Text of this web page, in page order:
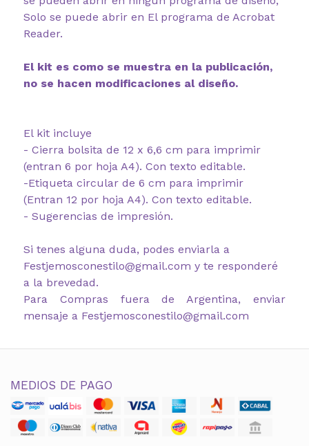
Solo se puede abrir en El programa de Acrobat
Reader.
El kit es como se muestra en la publicación,
no se hacen modificaciones al diseño.
El kit incluye
- Cierra bolsita de 12 x 6,6 cm para imprimir
(entran 6 por hoja A4). Con texto editable.
-Etiqueta circular de 6 cm para imprimir
(Entran 12 por hoja A4). Con texto editable.
- Sugerencias de impresión.
Si tenes alguna duda, podes enviarla a
Festjemosconestilo@gmail.com y te responderé
a la brevedad.
Para Compras fuera de Argentina, enviar
mensaje a Festjemosconestilo@gmail.com
MEDIOS DE PAGO